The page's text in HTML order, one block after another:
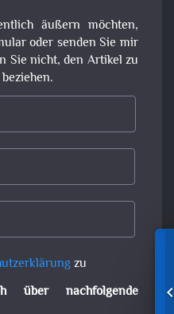
äußern möchten,
oder senden Sie mir
Sie nicht, den Artikel zu
zu
über nachfolgende